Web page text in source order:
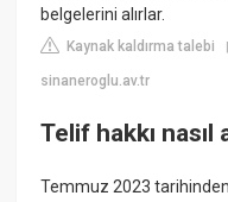
belgelerini alırlar.
Kaynak kaldırma talebi
sinaneroglu.av.tr
Telif hakkı nasıl
Temmuz 2023